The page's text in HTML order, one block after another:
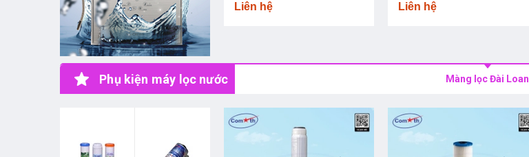
diệt khuẩn
Liên hệ Liên hệ
Phụ kiện máy lọc nước Màng lọc Đài Loan